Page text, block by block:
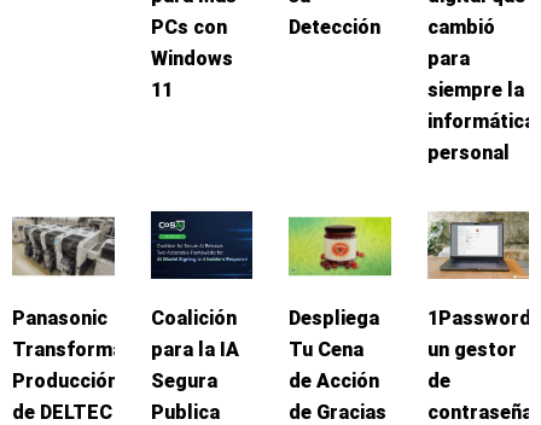
PCs con
Windows
11
Detección
cambió
para
siempre la
informática
personal
Panasonic
Transforma
Producción
de DELTEC
Coalición
para la IA
Segura
Publica
Despliega
Tu Cena
de Acción
de Gracias
1Password:
un gestor
de